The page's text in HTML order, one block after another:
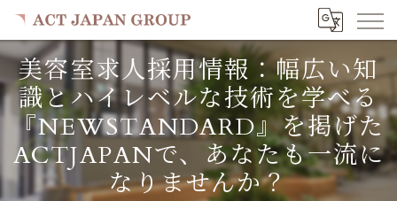
美容室求人採用情報：幅広い知
識とハイレベルな技術を学べる
『NEWSTANDARD』を掲げた
ACTJAPANで、あなたも一流に
なりませんか？